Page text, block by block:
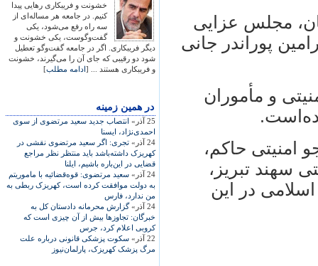
خشونت و فریبکاری رهایی پیدا
کنیم. در جامعه هر مساله‌ای از
سه راه رفع می‌شود، یکی
گفت‌وگوست، یکی خشونت و
دیگر فریبکاری. اگر در جامعه گفت‌وگو تعطیل
شود دو رقیبی که جای آن را می‌گیرند، خشونت
و فریبکاری هستند ... [ادامه مطلب]
در همين زمينه
25 آذر»
انتصاب جديد سعيد مرتضوی از سوی
احمدی‌نژاد، ايسنا
24 آذر»
تجری: اگر سعيد مرتضوی نقشی در
کهريزک داشته‌باشد بايد منتظر نظر مراجع
قضايی در اين‌باره باشيم، ايلنا
24 آذر»
سعيد مرتضوی: قوه‌قضائيه با ماموريتم
به دولت موافقت کرده است، کهريزک ربطی به
من ندارد، فارس
24 آذر»
گزارش محرمانه دادستان کل به
خبرگان: تجاوزها بيش از آن چيزی است که
کروبی اعلام کرد، جرس
22 آذر»
سکوت پزشکی قانونی درباره علت
مرگ پزشک کهريزک، پارلمان‌نيوز
مجلس عزايی
پور‌اندر جانی
و مأموران
امنيتی حاکم،
سهند تبريز،
در اين